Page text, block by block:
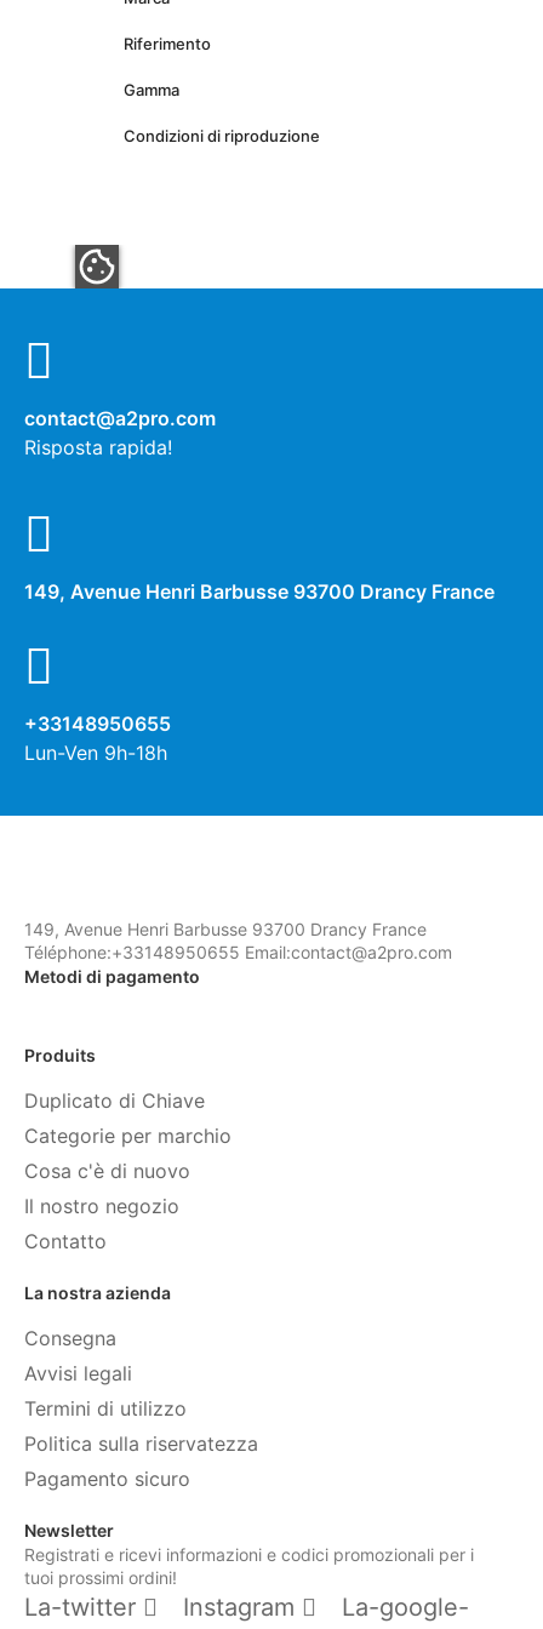
Riferimento
Gamma
Condizioni di riproduzione
contact@a2pro.com
Risposta rapida!
149, Avenue Henri Barbusse 93700 Drancy France
+33148950655
Lun-Ven 9h-18h
149, Avenue Henri Barbusse 93700 Drancy France
Téléphone:+33148950655 Email:contact@a2pro.com
Metodi di pagamento
Produits
Duplicato di Chiave
Categorie per marchio
Cosa c'è di nuovo
Il nostro negozio
Contatto
La nostra azienda
Consegna
Avvisi legali
Termini di utilizzo
Politica sulla riservatezza
Pagamento sicuro
Newsletter
Registrati e ricevi informazioni e codici promozionali per i
tuoi prossimi ordini!
La-twitter Instagram
La-google-